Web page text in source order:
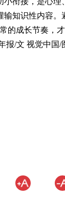
输知识性内容。
的成长节奏，
报/文 视觉中国/